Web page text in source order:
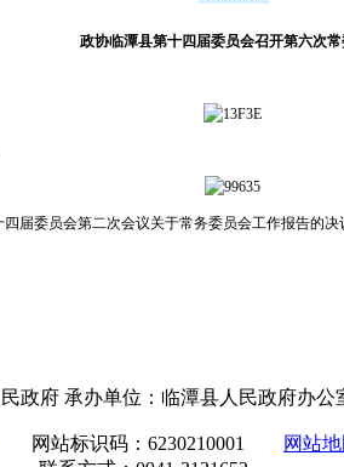
政协临潭县第十四届委员会召开第六次
委员会第二次会议关于常务委员会工作报告的
政府 承办单位：临潭县人民政府办
站标识码：6230210001
网站地